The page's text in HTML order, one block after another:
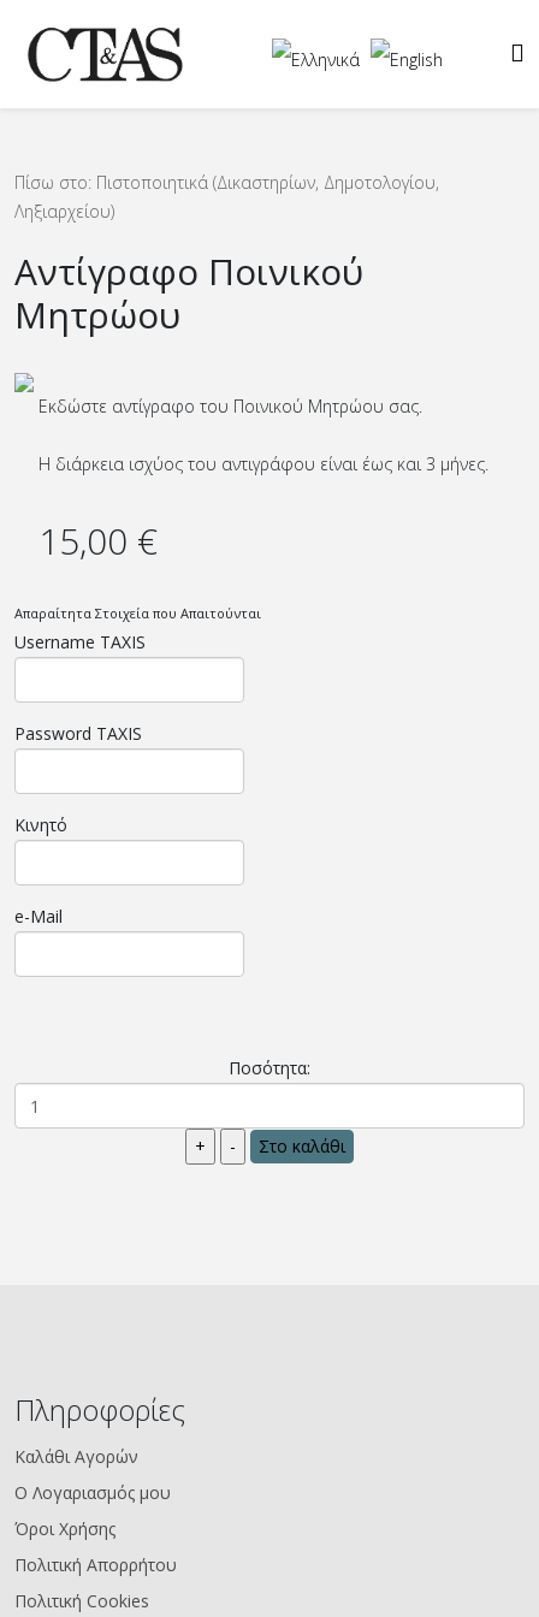
Πίσω στο: Πιστοποιητικά (Δικαστηρίων, Δημοτολογίου,
Ληξιαρχείου)
Αντίγραφο Ποινικού
Μητρώου
Εκδώστε αντίγραφο του Ποινικού Μητρώου σας.
Η διάρκεια ισχύος του αντιγράφου είναι έως και 3 μήνες.
15,00 €
Απαραίτητα Στοιχεία που Απαιτούνται
Username TAXIS
Password TAXIS
Κινητό
e-Mail
Ποσότητα:
Πληροφορίες
Καλάθι Αγορών
Ο Λογαριασμός μου
Όροι Χρήσης
Πολιτική Απορρήτου
Πολιτική Cookies